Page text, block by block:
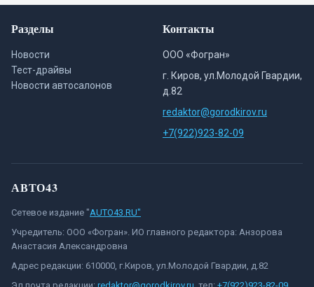
Разделы
Новости
Тест-драйвы
Новости автосалонов
Контакты
ООО «Фогран»
г. Киров, ул.Молодой Гвардии,
д.82
redaktor@gorodkirov.ru
+7(922)923-82-09
АВТО43
Сетевое издание "AUTO43.RU"
Учредитель: ООО «Фогран». ИО главного редактора: Анзорова
Анастасия Александровна
Адрес редакции: 610000, г.Киров, ул.Молодой Гвардии, д.82